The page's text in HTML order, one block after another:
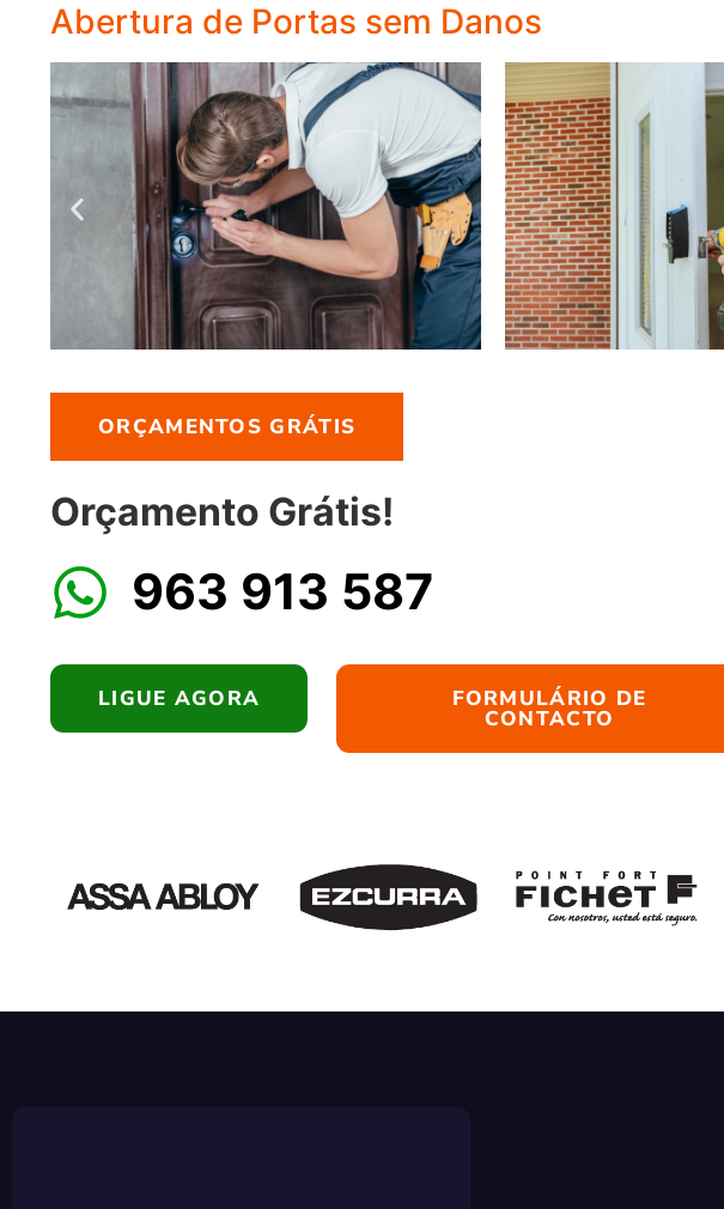
Abertura de Portas sem Danos
ORÇAMENTOS GRÁTIS
Orçamento Grátis!
963 913 587
LIGUE AGORA FORMULÁRIO DE
CONTACTO